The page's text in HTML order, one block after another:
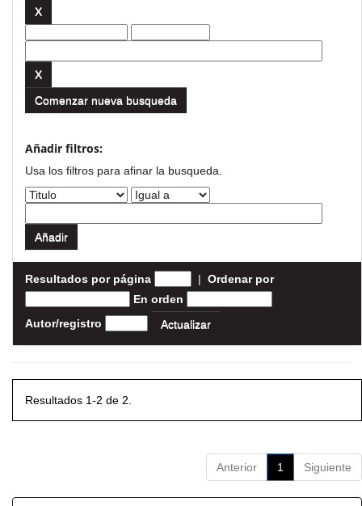
Comenzar nueva busqueda
Añadir filtros:
Usa los filtros para afinar la busqueda.
Resultados por página | Ordenar por
En orden
Autor/registro
Resultados 1-2 de 2.
Anterior 1 Siguiente